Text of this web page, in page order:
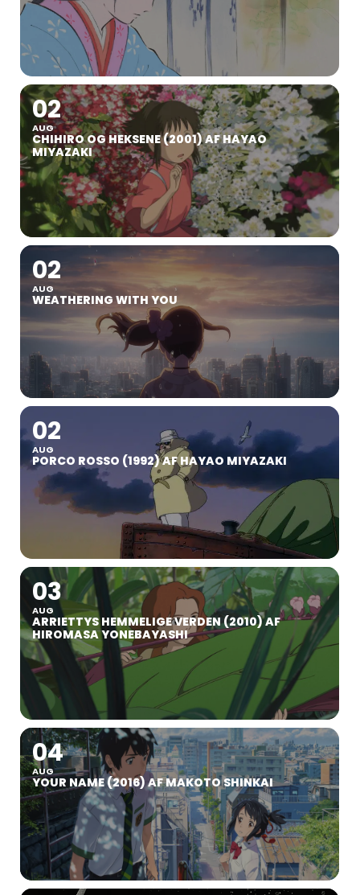
02
AUG
CHIHIRO OG HEKSENE (2001) AF HAYAO
MIYAZAKI
02
AUG
WEATHERING WITH YOU
02
AUG
PORCO ROSSO (1992) AF HAYAO MIYAZAKI
03
AUG
ARRIETTYS HEMMELIGE VERDEN (2010) AF
HIROMASA YONEBAYASHI
04
AUG
YOUR NAME (2016) AF MAKOTO SHINKAI